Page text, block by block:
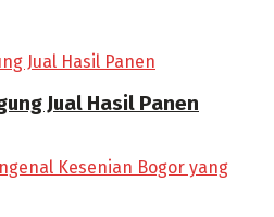
Jual Hasil Panen